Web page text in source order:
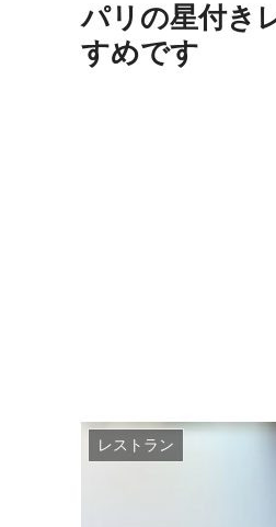
パリの星付き
すめです
レストラン